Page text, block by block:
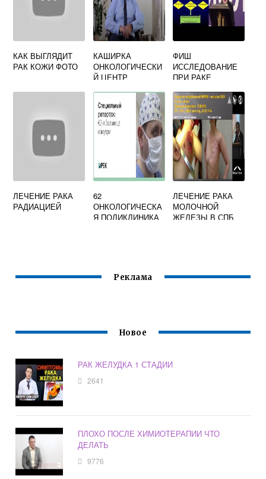
КАК ВЫГЛЯДИТ
РАК КОЖИ ФОТО
КАШИРКА
ОНКОЛОГИЧЕСКИ
Й ЦЕНТР
ФИШ
ИССЛЕДОВАНИЕ
ПРИ РАКЕ
ЖЕЛЕЗЫ
ЛЕЧЕНИЕ РАКА
РАДИАЦИЕЙ
62
ОНКОЛОГИЧЕСКА
Я ПОЛИКЛИНИКА
ЛЕЧЕНИЕ РАКА
МОЛОЧНОЙ
ЖЕЛЕЗЫ В СПБ
Реклама
Новое
РАК ЖЕЛУДКА 1 СТАДИИ
2641
ПЛОХО ПОСЛЕ ХИМИОТЕРАПИИ ЧТО
ДЕЛАТЬ
9776